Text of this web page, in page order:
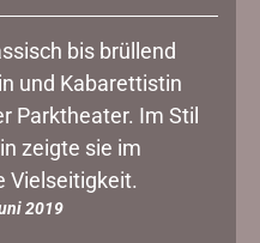
bis brüllend
und Kabarettistin
Parktheater. Im Stil
zeigte sie im
Vielseitigkeit.
2019